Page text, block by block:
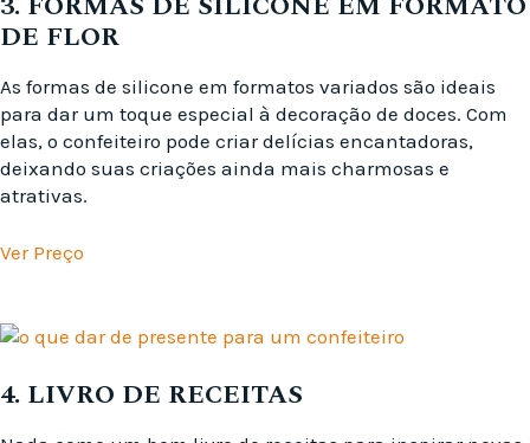
DE FLOR
As formas de silicone em formatos variados são ideais
para dar um toque especial à decoração de doces. Com
elas, o confeiteiro pode criar delícias encantadoras,
deixando suas criações ainda mais charmosas e
atrativas.
Ver Preço
4. LIVRO DE RECEITAS